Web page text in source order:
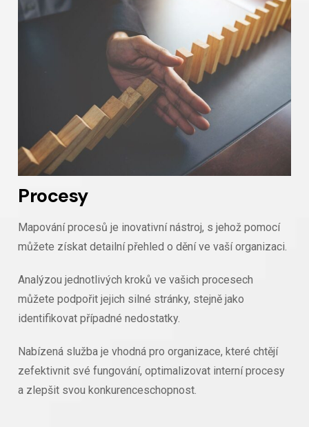
Procesy
Mapování procesů je inovativní nástroj, s jehož pomocí
můžete získat detailní přehled o dění ve vaší organizaci.
Analýzou jednotlivých kroků ve vašich procesech
můžete podpořit jejich silné stránky, stejně jako
identifikovat případné nedostatky.
Nabízená služba je vhodná pro organizace, které chtějí
zefektivnit své fungování, optimalizovat interní procesy
a zlepšit svou konkurenceschopnost.